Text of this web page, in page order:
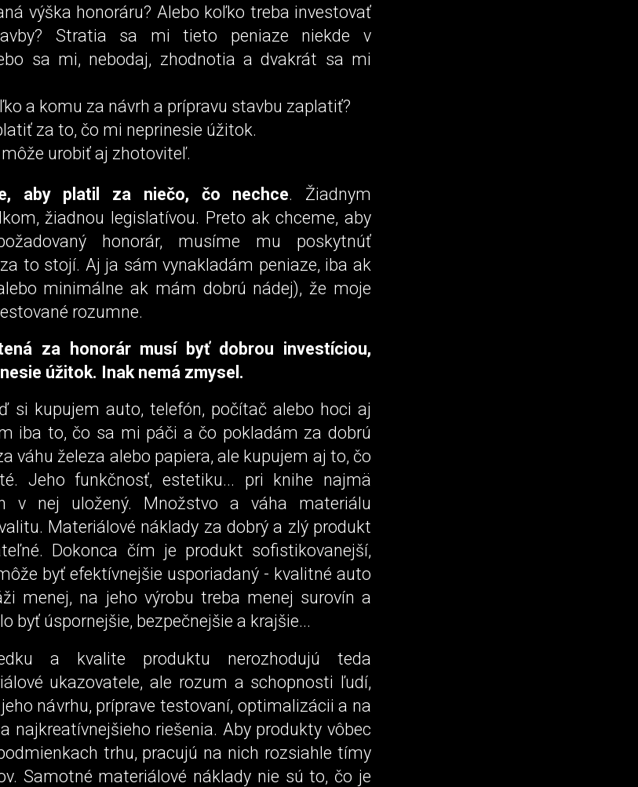
výška honoráru? Alebo koľko treba investovať
Stratia sa mi tieto peniaze niekde v
sa mi, nebodaj, zhodnotia a dvakrát sa mi
a komu za návrh a prípravu stavbu zaplatiť?
za to, čo mi neprinesie úžitok.
urobiť aj zhotoviteľ.
aby platil za niečo, čo nechce. Žiadnym
žiadnou legislatívou. Preto ak chceme, aby
honorár, musíme mu poskytnúť
to stojí. Aj ja sám vynakladám peniaze, iba ak
minimálne ak mám dobrú nádej), že moje
rozumne.
za honorár musí byť dobrou investíciou,
úžitok. Inak nemá zmysel.
si kupujem auto, telefón, počítač alebo hoci aj
iba to, čo sa mi páči a čo pokladám za dobrú
váhu železa alebo papiera, ale kupujem aj to, čo
Jeho funkčnosť, estetiku... pri knihe najmä
v nej uložený. Množstvo a váha materiálu
Materiálové náklady za dobrý a zlý produkt
Dokonca čím je produkt sofistikovanejší,
byť efektívnejšie usporiadaný - kvalitné auto
menej, na jeho výrobu treba menej surovín a
byť úspornejšie, bezpečnejšie a krajšie...
a kvalite produktu nerozhodujú teda
ukazovatele, ale rozum a schopnosti ľudí,
návrhu, príprave testovaní, optimalizácii a na
najkreatívnejšieho riešenia. Aby produkty vôbec
trhu, pracujú na nich rozsiahle tímy
Samotné materiálové náklady nie sú to, čo je